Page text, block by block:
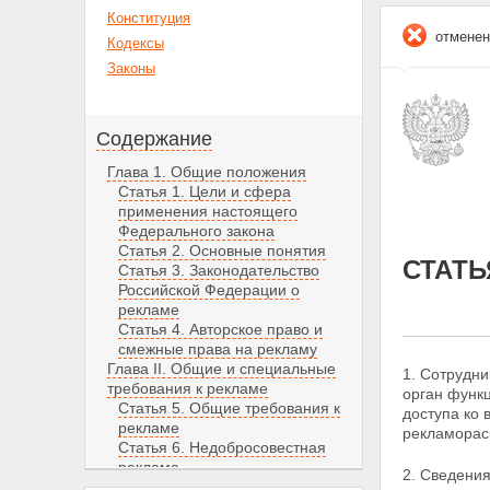
Конституция
Кодексы
Законы
Содержание
Глава 1. Общие положения
Статья 1. Цели и сфера
применения настоящего
Федерального закона
Статья 2. Основные понятия
Статья 3. Законодательство
Российской Федерации о
рекламе
Статья 4. Авторское право и
смежные права на рекламу
Глава II. Общие и специальные
требования к рекламе
Статья 5. Общие требования к
рекламе
Статья 6. Недобросовестная
реклама
1.
орган
доступа
2.